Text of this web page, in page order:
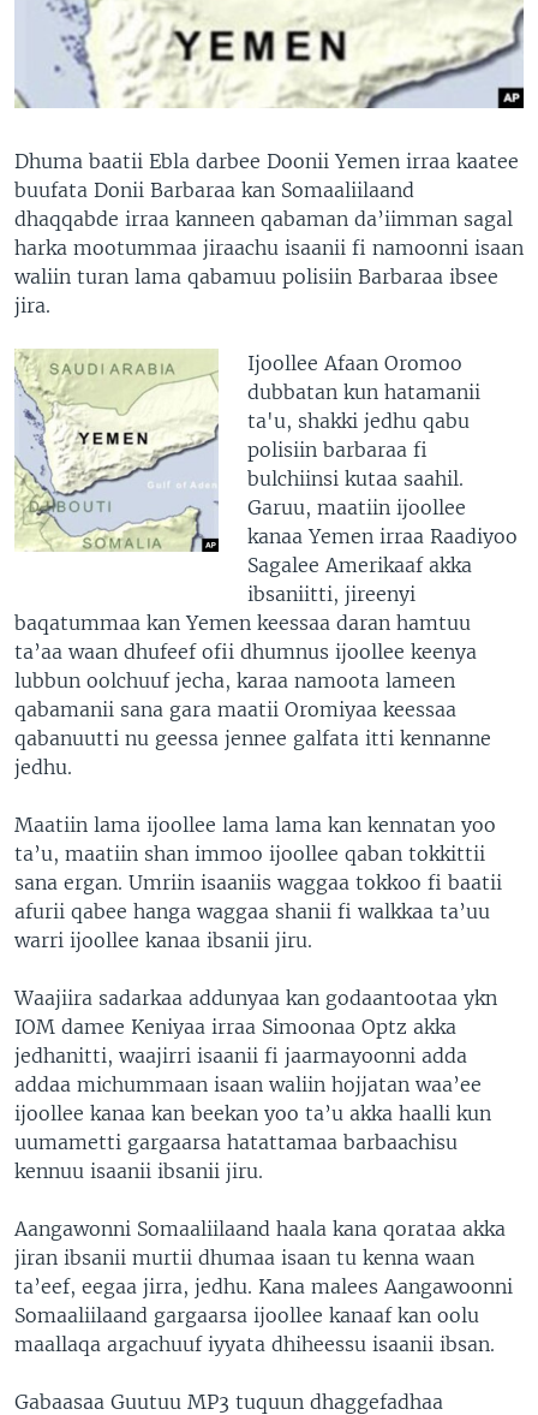
Dhuma baatii Ebla darbee Doonii Yemen irraa kaatee
buufata Donii Barbaraa kan Somaaliilaand
dhaqqabde irraa kanneen qabaman da’iimman sagal
harka mootummaa jiraachu isaanii fi namoonni isaan
waliin turan lama qabamuu polisiin Barbaraa ibsee
jira.
Ijoollee Afaan Oromoo
dubbatan kun hatamanii
ta'u, shakki jedhu qabu
polisiin barbaraa fi
bulchiinsi kutaa saahil.
Garuu, maatiin ijoollee
kanaa Yemen irraa Raadiyoo
Sagalee Amerikaaf akka
ibsaniitti, jireenyi
baqatummaa kan Yemen keessaa daran hamtuu
ta’aa waan dhufeef ofii dhumnus ijoollee keenya
lubbun oolchuuf jecha, karaa namoota lameen
qabamanii sana gara maatii Oromiyaa keessaa
qabanuutti nu geessa jennee galfata itti kennanne
jedhu.
Maatiin lama ijoollee lama lama kan kennatan yoo
ta’u, maatiin shan immoo ijoollee qaban tokkittii
sana ergan. Umriin isaaniis waggaa tokkoo fi baatii
afurii qabee hanga waggaa shanii fi walkkaa ta’uu
warri ijoollee kanaa ibsanii jiru.
Waajiira sadarkaa addunyaa kan godaantootaa ykn
IOM damee Keniyaa irraa Simoonaa Optz akka
jedhanitti, waajirri isaanii fi jaarmayoonni adda
addaa michummaan isaan waliin hojjatan waa’ee
ijoollee kanaa kan beekan yoo ta’u akka haalli kun
uumametti gargaarsa hatattamaa barbaachisu
kennuu isaanii ibsanii jiru.
Aangawonni Somaaliilaand haala kana qorataa akka
jiran ibsanii murtii dhumaa isaan tu kenna waan
ta’eef, eegaa jirra, jedhu. Kana malees Aangawoonni
Somaaliilaand gargaarsa ijoollee kanaaf kan oolu
maallaqa argachuuf iyyata dhiheessu isaanii ibsan.
Gabaasaa Guutuu MP3 tuquun dhaggefadhaa